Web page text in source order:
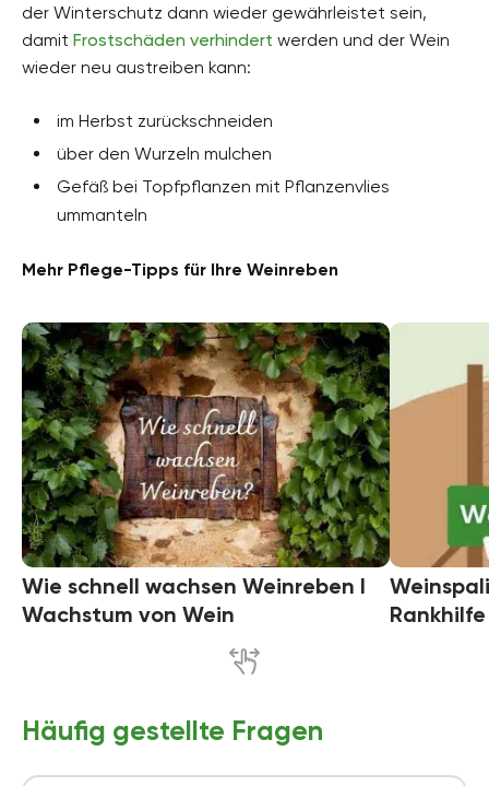
der Winterschutz dann wieder gewährleistet sein,
damit Frostschäden verhindert werden und der Wein
wieder neu austreiben kann:
im Herbst zurückschneiden
über den Wurzeln mulchen
Gefäß bei Topfpflanzen mit Pflanzenvlies
ummanteln
Mehr Pflege-Tipps für Ihre Weinreben
Wie schnell wachsen Weinreben I
Wachstum von Wein
Häufig gestellte Fragen